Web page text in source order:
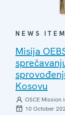
NEWS ITEM
Misija
Kosovu
OSCE Mission
10 October